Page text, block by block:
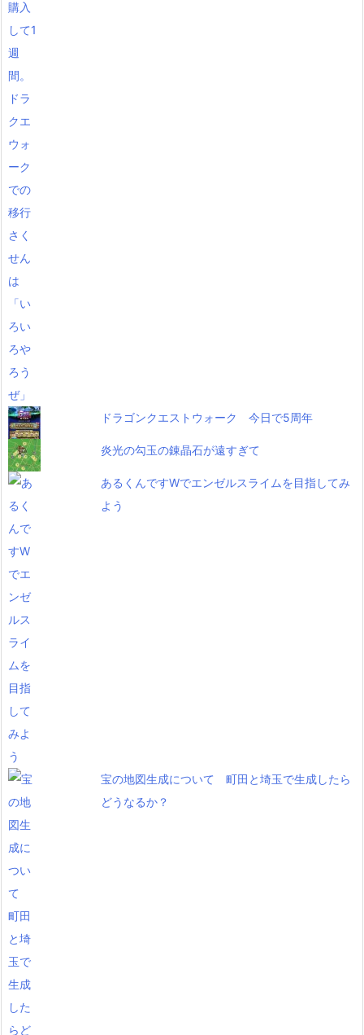
ドラゴンクエストウォーク 今日で5周年
炎光の勾玉の錬晶石が遠すぎて
あるくんですWでエンゼルスライムを目指してみ
よう
宝の地図生成について 町田と埼玉で生成したら
どうなるか？